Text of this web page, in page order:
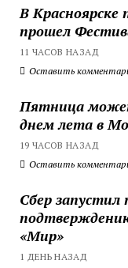
В Красноярске
прошел
11 ЧАСОВ НАЗАД
Оставить
Пятница
днем лета в
19 ЧАСОВ НАЗАД
Оставить
Сбер
«Мир»
1 ДЕНЬ НАЗАД